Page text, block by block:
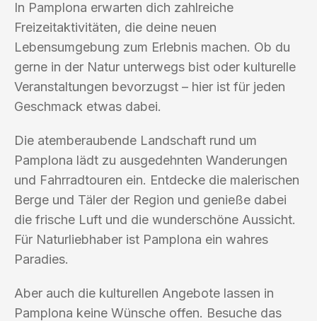
In Pamplona erwarten dich zahlreiche
Freizeitaktivitäten, die deine neuen
Lebensumgebung zum Erlebnis machen. Ob du
gerne in der Natur unterwegs bist oder kulturelle
Veranstaltungen bevorzugst – hier ist für jeden
Geschmack etwas dabei.
Die atemberaubende Landschaft rund um
Pamplona lädt zu ausgedehnten Wanderungen
und Fahrradtouren ein. Entdecke die malerischen
Berge und Täler der Region und genieße dabei
die frische Luft und die wunderschöne Aussicht.
Für Naturliebhaber ist Pamplona ein wahres
Paradies.
Aber auch die kulturellen Angebote lassen in
Pamplona keine Wünsche offen. Besuche das